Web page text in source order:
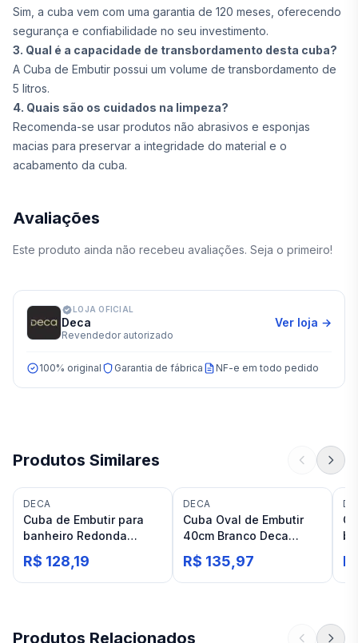
Sim, a cuba vem com uma garantia de 120 meses, oferecendo
segurança e confiabilidade no seu investimento.
3. Qual é a capacidade de transbordamento desta cuba?
A Cuba de Embutir possui um volume de transbordamento de
5 litros.
4. Quais são os cuidados na limpeza?
Recomenda-se usar produtos não abrasivos e esponjas
macias para preservar a integridade do material e o
acabamento da cuba.
Avaliações
Este produto ainda não recebeu avaliações. Seja o primeiro!
LOJA OFICIAL
Deca
Revendedor autorizado
Ver loja →
100% original Garantia de fábrica NF-e em todo pedido
Produtos Similares
DECA
Cuba de Embutir para
banheiro Redonda
Branca Deca L.41
R$ 128,19
DECA
Cuba Oval de Embutir
40cm Branco Deca
Linha L
R$ 135,97
Produtos Relacionados